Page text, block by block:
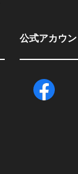
公式アカウン